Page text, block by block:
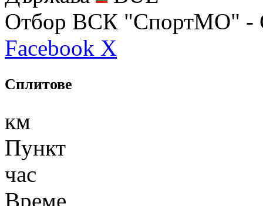
Отбор ВСК "СпортМО" -
Facebook X
Сплитове
км
Пункт
час
Време